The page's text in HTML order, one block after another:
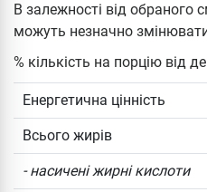
В залежності від обраного
можуть незначно
% кількість на порцію від
Енергетична цінність
Всього жирів
- насичені жирні кислоти